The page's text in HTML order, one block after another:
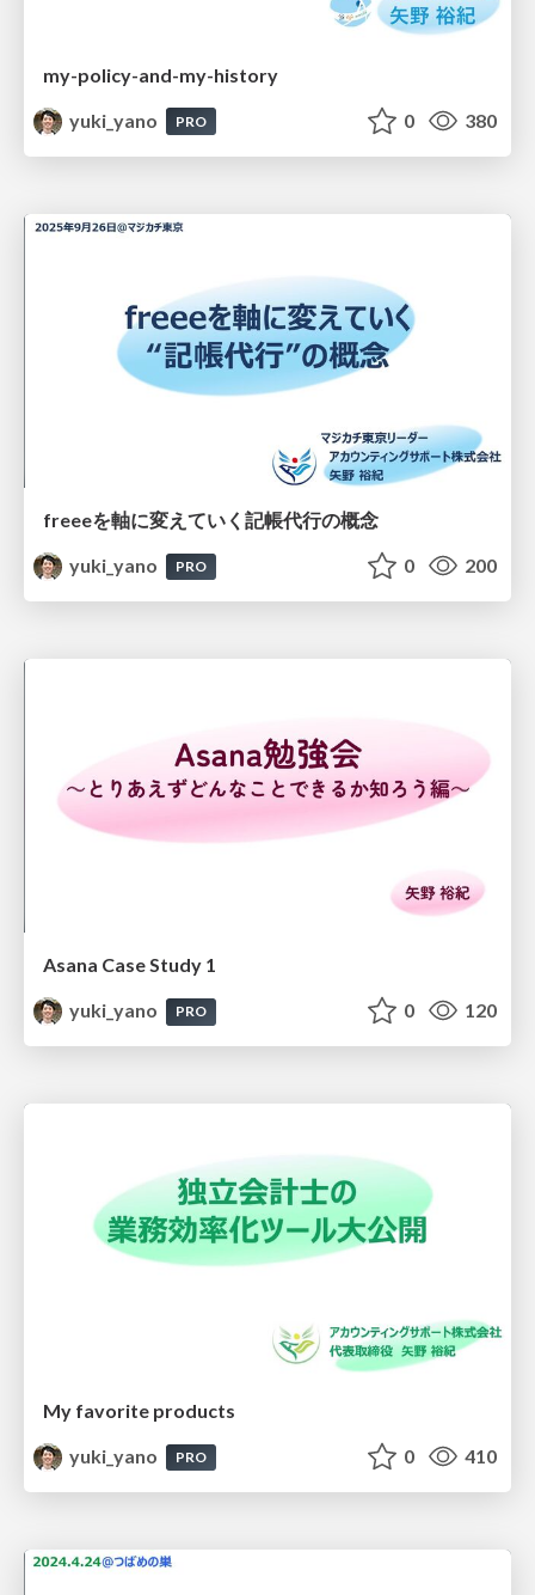
my-policy-and-my-history
yuki_yano
PRO 0 380
freeeを軸に変えていく記帳代行の概念
yuki_yano
PRO 0 200
Asana Case Study 1
yuki_yano
PRO 0 120
My favorite products
yuki_yano
PRO 0 410